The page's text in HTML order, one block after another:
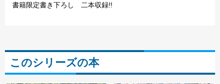
書籍限定書き下ろし 二本収録!!
このシリーズの本